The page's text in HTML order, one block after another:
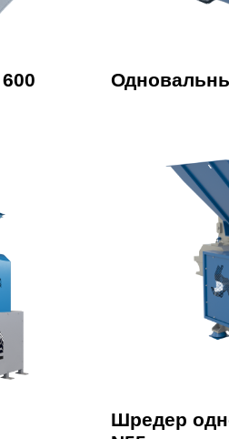
Шредер